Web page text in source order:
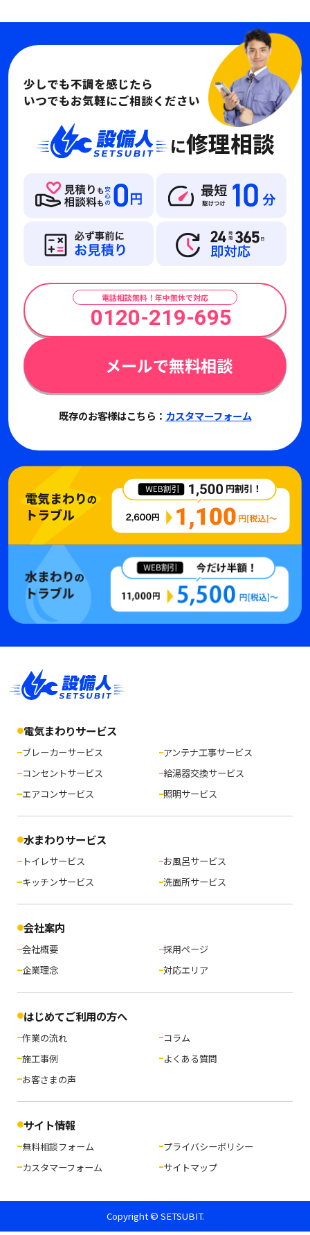
少しでも不調を感じたら
いつでもお気軽にご相談ください
に修理相談
電話相談無料！年中無休で対応
0120-219-695
メールで無料相談
既存のお客様はこちら： カスタマーフォーム
電気まわりサービス
ブレーカーサービス
コンセントサービス
照明サービス
アンテナ工事サービス
給湯器交換サービス
エアコンサービス
水まわりサービス
トイレサービス
キッチンサービス
お風呂サービス
洗面所サービス
会社案内
会社概要
企業理念
採用ページ
対応エリア
はじめてご利用の方へ
作業の流れ
施工事例
お客さまの声
コラム
よくある質問
サイト情報
無料相談フォーム
カスタマーフォーム
プライバシーポリシー
サイトマップ
Copyright © SETSUBIT.